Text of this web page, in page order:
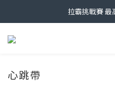
拉霸挑戰賽
心跳帶